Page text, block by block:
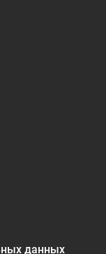
данных